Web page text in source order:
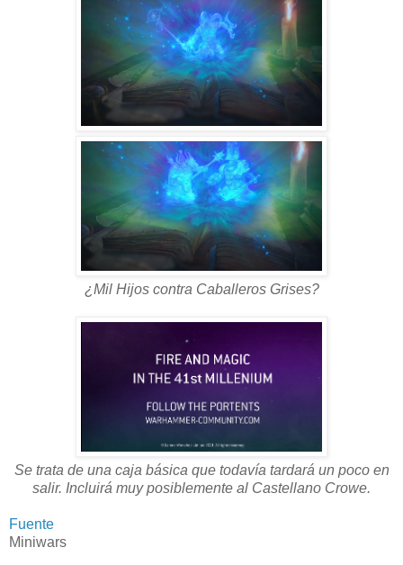
¿Mil Hijos contra Caballeros Grises?
Se trata de una caja básica que todavía tardará un poco en
salir. Incluirá muy posiblemente al Castellano Crowe.
Fuente
Miniwars